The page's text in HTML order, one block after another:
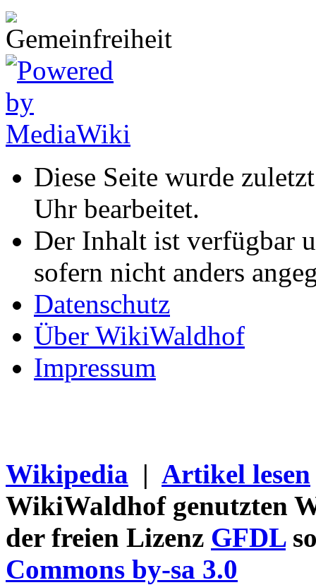
Diese Seite wurde
Uhr bearbeitet.
Der Inhalt ist verfügbar
sofern nicht anders
Datenschutz
Über WikiWaldhof
Impressum
Wikipedia | Artikel lesen
WikiWaldhof genutzten
der freien Lizenz GFDL
Commons by-sa 3.0